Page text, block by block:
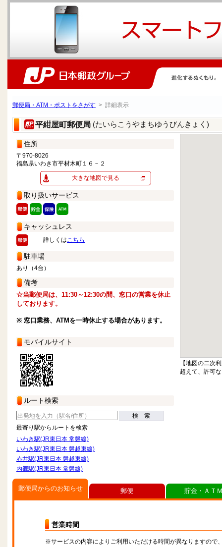
郵便局・ATM・ポストをさがす > 詳細表示
平紺屋町郵便局 (たいらこうやまちゆうびんきょく)
住所
〒970-8026
福島県いわき市平材木町１６－２
大きな地図で見る
取り扱いサービス
キャッシュレス
詳しくはこちら
駐車場
あり（4台）
備考
☆当郵便局は、11:30～12:30の間、窓口の営業を休止
しております。
※ 窓口業務、ATMを一時休止する場合があります。
モバイルサイト
ルート検索
検 索
最寄り駅からルートを検索
いわき駅(JR東日本 常磐線)
いわき駅(JR東日本 磐越東線)
赤井駅(JR東日本 磐越東線)
内郷駅(JR東日本 常磐線)
【地図の二次
超えて、許可
郵便局からのお知らせ
営業時間
※サービスの内容によりご利用いただける時間が異なりますので
郵便 貯金・ＡＴ